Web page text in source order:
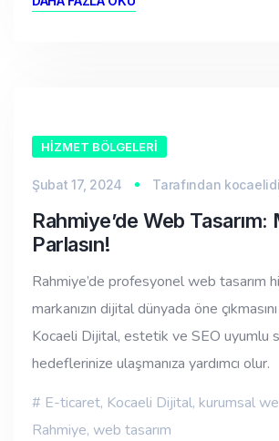
HIZMET BÖLGELERI
Şubat 17, 2024 Tarafından
Rahmiye’de Web Tasarım:
Parlasın!
Rahmiye’de profesyonel web tasarım
markanızın dijital dünyada öne
Kocaeli Dijital, estetik ve SEO uyumlu
hedeflerinize ulaşmanıza yardımcı olur.
E-ticaret, Kocaeli Dijital, kurumsal
Rahmiye, web tasarım